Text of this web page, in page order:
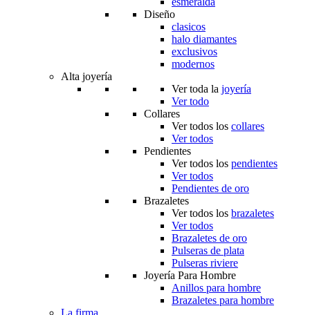
Diseño
clasicos
halo diamantes
exclusivos
modernos
Alta joyería
Ver toda la joyería
Ver todo
Collares
Ver todos los collares
Ver todos
Pendientes
Ver todos los pendientes
Ver todos
Pendientes de oro
Brazaletes
Ver todos los brazaletes
Ver todos
Brazaletes de oro
Pulseras de plata
Pulseras riviere
Joyería Para Hombre
Anillos para hombre
Brazaletes para hombre
La firma